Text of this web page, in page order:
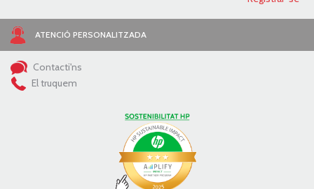
ATENCIÓ PERSONALITZADA
Contacti'ns
El truquem